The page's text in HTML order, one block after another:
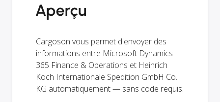
Aperçu
Cargoson vous permet d'envoyer des
informations entre Microsoft Dynamics
365 Finance & Operations et Heinrich
Koch Internationale Spedition GmbH Co.
KG automatiquement — sans code requis.